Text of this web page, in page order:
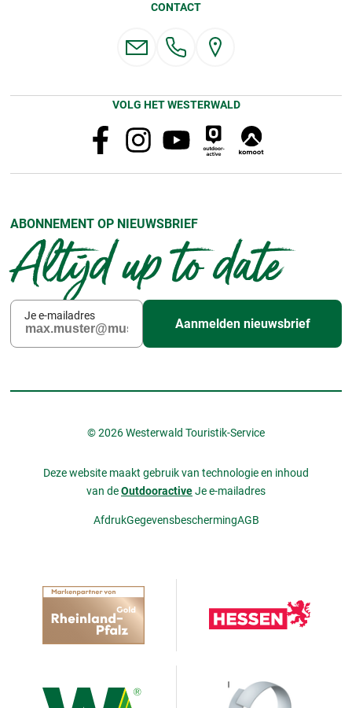
CONTACT
VOLG HET WESTERWALD
ABONNEMENT OP NIEUWSBRIEF
Altijd up to date
Je e-mailadres
Aanmelden nieuwsbrief
© 2026 Westerwald Touristik-Service
Deze website maakt gebruik van technologie en inhoud
van deOutdooractiveJe e-mailadres
AfdrukGegevensbeschermingAGB